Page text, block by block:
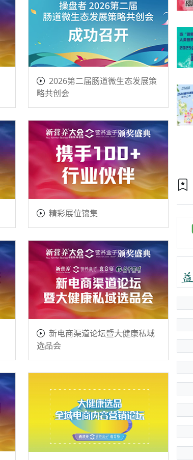
2026第二届肠道微生态发展策
略共创会
精彩展位锦集
新电商渠道论坛暨大健康私域
选品会